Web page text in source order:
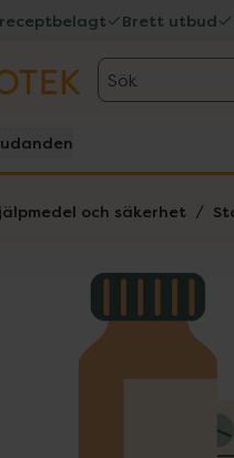
Brett utbud
Sök
och säkerhet
. Innehåller 1 objekt.